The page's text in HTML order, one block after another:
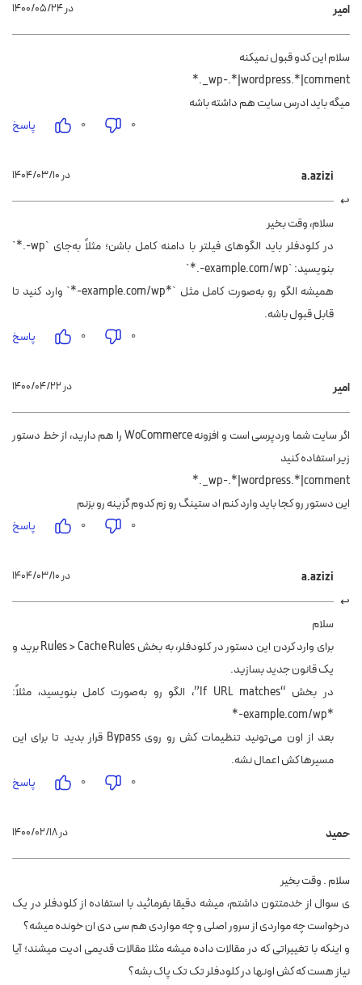
امیر ۱۴۰۰/۰۵/۲۴ در
سلام این کدو قبول نمیکنه
wp-.*|wordpress.*|comment_.*
میگه باید ادرس سایت هم داشته باشه
۰
۰ پاسخ
a.azizi ۱۴۰۴/۰۳/۱۰ در
سلام، وقت بخیر
در کلودفلر باید الگوهای فیلتر با دامنه کامل باشن؛ مثلاً به‌جای `wp-.*`
بنویسید: `example.com/wp-.*`
همیشه الگو رو به‌صورت کامل مثل `*example.com/wp-*` وارد کنید تا
قابل قبول باشه.
۰
۰ پاسخ
امیر ۱۴۰۰/۰۴/۲۲ در
اگر سایت شما وردپرسی است و افزونه WoCommerce را هم دارید، از خط دستور
زیر استفاده کنید
wp-.*|wordpress.*|comment_.*
این دستور رو کجا باید وارد کنم اد ستینگ رو زم کدوم گزینه رو بزنم
۰
۰ پاسخ
a.azizi ۱۴۰۴/۰۳/۱۰ در
سلام
برای وارد کردن این دستور در کلودفلر، به بخش Rules > Cache Rules برید و
یک قانون جدید بسازید.
در بخش “If URL matches”، الگو رو به‌صورت کامل بنویسید، مثلاً:
*example.com/wp-*
بعد از اون می‌تونید تنظیمات کش رو روی Bypass قرار بدید تا برای این
مسیرها کش اعمال نشه.
۰
۰ پاسخ
حمید ۱۴۰۰/۰۲/۱۸ در
سلام . وقت بخیر
ی سوال از خدمتتون داشتم، میشه دقیقا بفرمائید با استفاده از کلودفلر در یک
درخواست چه مواردی از سرور اصلی و چه مواردی هم سی دی ان خونده میشه؟
و اینکه با تغییراتی که در مقالات داده میشه مثلا مقالات قدیمی ادیت میشند؛ آیا
نیاز هست که کش اونها در کلودفلر تک تک پاک بشه؟